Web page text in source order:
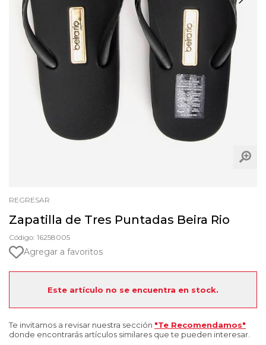
REGRESAR
Zapatilla de Tres Puntadas Beira Rio
Código: 16258005
Agregar a favoritos
Este artículo no se encuentra en stock.
Te invitamos a revisar nuestra sección "Te Recomendamos"
donde encontrarás artículos similares que te pueden interesar.